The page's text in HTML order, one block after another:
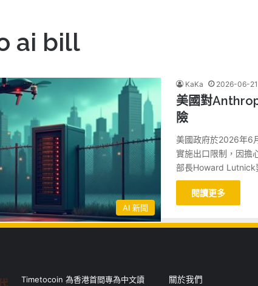
ai bill
AI 新聞
KaKa 2026-06-21
美國對
險
美國政府於2026年6
實施出口限制，因擔
部長Howard Lutnick
閱讀更多
Timetocoin 為香港首間專為中文讀
關於我們